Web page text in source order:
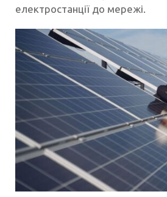
електростанції до мережі.